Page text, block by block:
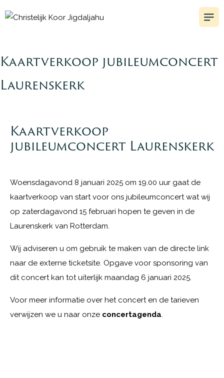
Kaartverkoop jubileumconcert
Laurenskerk
Kaartverkoop
jubileumconcert Laurenskerk
Woensdagavond 8 januari 2025 om 19.00 uur gaat de
kaartverkoop van start voor ons jubileumconcert wat wij
op zaterdagavond 15 februari hopen te geven in de
Laurenskerk van Rotterdam.
Wij adviseren u om gebruik te maken van de directe link
naar de externe ticketsite. Opgave voor sponsoring van
dit concert kan tot uiterlijk maandag 6 januari 2025.
Voor meer informatie over het concert en de tarieven
verwijzen we u naar onze concertagenda.